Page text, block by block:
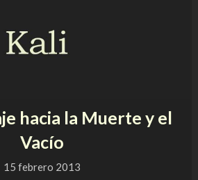
hacia la Muerte y el
Vacío
15 febrero 2013